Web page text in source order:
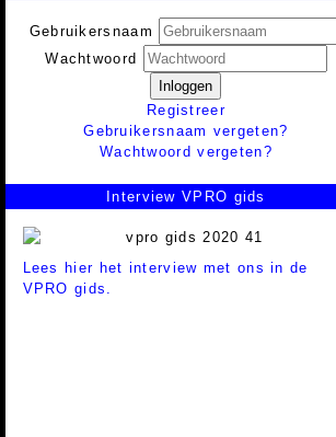
Gebruikersnaam
Wachtwoord
Inloggen
Registreer
Gebruikersnaam vergeten?
Wachtwoord vergeten?
Interview VPRO gids
Lees hier het interview met ons in de
VPRO gids.